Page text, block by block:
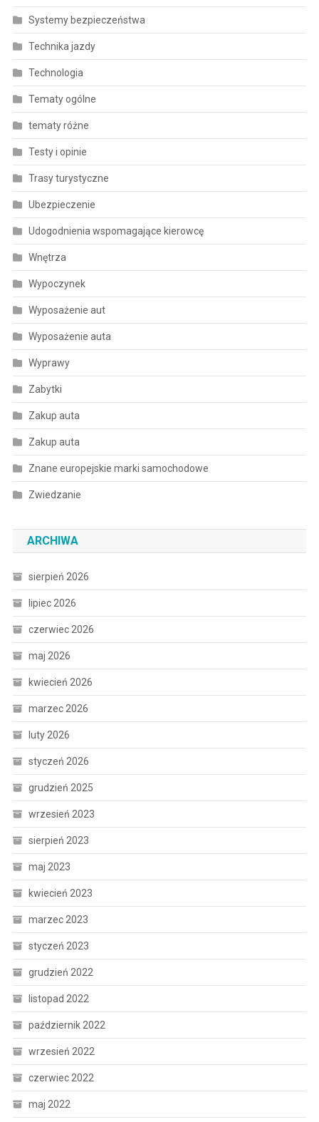
Systemy bezpieczeństwa
Technika jazdy
Technologia
Tematy ogólne
tematy różne
Testy i opinie
Trasy turystyczne
Ubezpieczenie
Udogodnienia wspomagające kierowcę
Wnętrza
Wypoczynek
Wyposażenie aut
Wyposażenie auta
Wyprawy
Zabytki
Zakup auta
Zakup auta
Znane europejskie marki samochodowe
Zwiedzanie
ARCHIWA
sierpień 2026
lipiec 2026
czerwiec 2026
maj 2026
kwiecień 2026
marzec 2026
luty 2026
styczeń 2026
grudzień 2025
wrzesień 2023
sierpień 2023
maj 2023
kwiecień 2023
marzec 2023
styczeń 2023
grudzień 2022
listopad 2022
październik 2022
wrzesień 2022
czerwiec 2022
maj 2022